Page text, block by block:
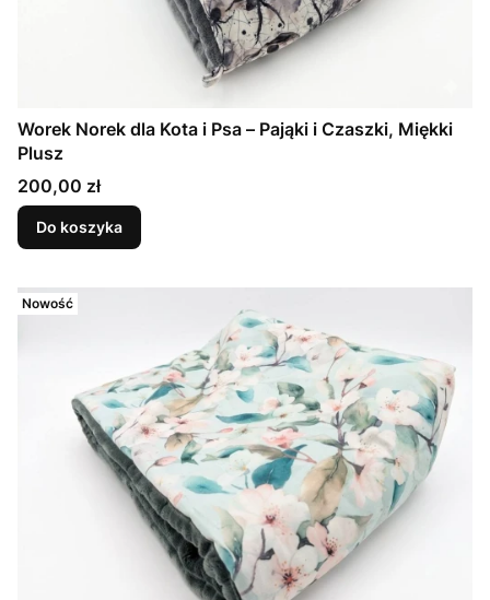
Worek Norek dla Kota i Psa – Pająki i Czaszki, Miękki
Plusz
Cena
200,00 zł
Do koszyka
Nowość